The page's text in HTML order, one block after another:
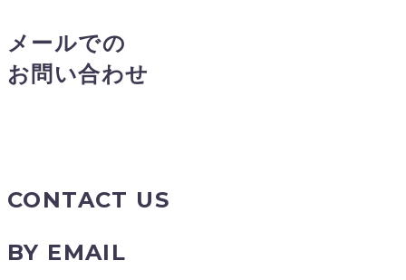
メールでの
お問い合わせ
CONTACT US
BY EMAIL